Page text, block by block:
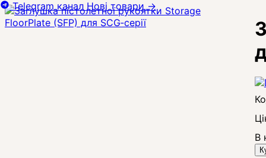
В
Telegram канал Нові товари→